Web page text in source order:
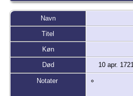
Navn
Titel
Køn
Død 10 apr. 1721
Notater